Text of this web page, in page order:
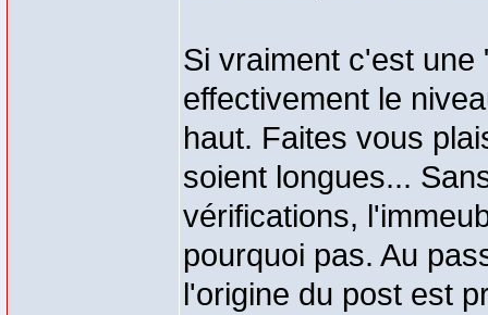
Si vraiment c'est une
effectivement le
haut. Faites vous
soient longues...
vérifications,
pourquoi pas. Au
l'origine du post est